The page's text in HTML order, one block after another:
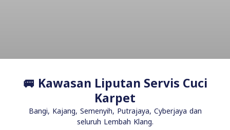
🚐 Kawasan Liputan Servis Cuci
Karpet
Bangi, Kajang, Semenyih, Putrajaya, Cyberjaya dan
seluruh Lembah Klang.